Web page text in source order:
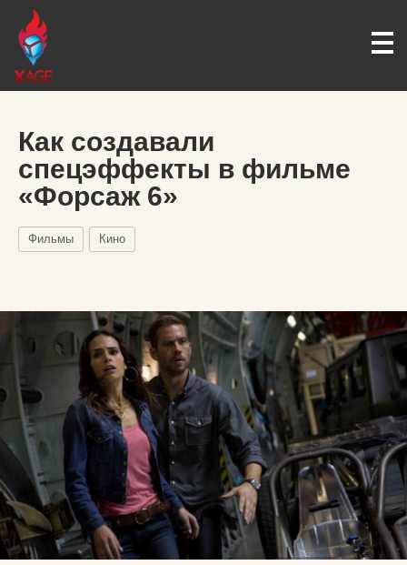
Как создавали
спецэффекты в фильме
«Форсаж 6»
Фильмы Кино